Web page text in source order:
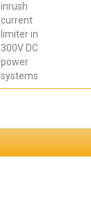
inrush
current
limiter in
300V DC
power
systems